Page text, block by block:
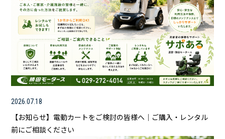
2026.07.18
【お知らせ】電動カートをご検討の皆様へ｜ご購入・レンタル
前にご相談ください